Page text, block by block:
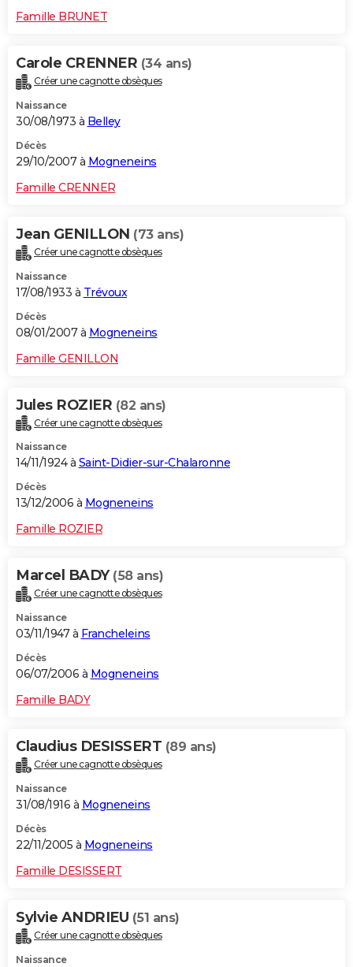
Famille BRUNET
Carole CRENNER (34 ans)
Créer une cagnotte obsèques
Naissance
30/08/1973 à Belley
Décès
29/10/2007 à Mogneneins
Famille CRENNER
Jean GENILLON (73 ans)
Créer une cagnotte obsèques
Naissance
17/08/1933 à Trévoux
Décès
08/01/2007 à Mogneneins
Famille GENILLON
Jules ROZIER (82 ans)
Créer une cagnotte obsèques
Naissance
14/11/1924 à Saint-Didier-sur-Chalaronne
Décès
13/12/2006 à Mogneneins
Famille ROZIER
Marcel BADY (58 ans)
Créer une cagnotte obsèques
Naissance
03/11/1947 à Francheleins
Décès
06/07/2006 à Mogneneins
Famille BADY
Claudius DESISSERT (89 ans)
Créer une cagnotte obsèques
Naissance
31/08/1916 à Mogneneins
Décès
22/11/2005 à Mogneneins
Famille DESISSERT
Sylvie ANDRIEU (51 ans)
Créer une cagnotte obsèques
Naissance